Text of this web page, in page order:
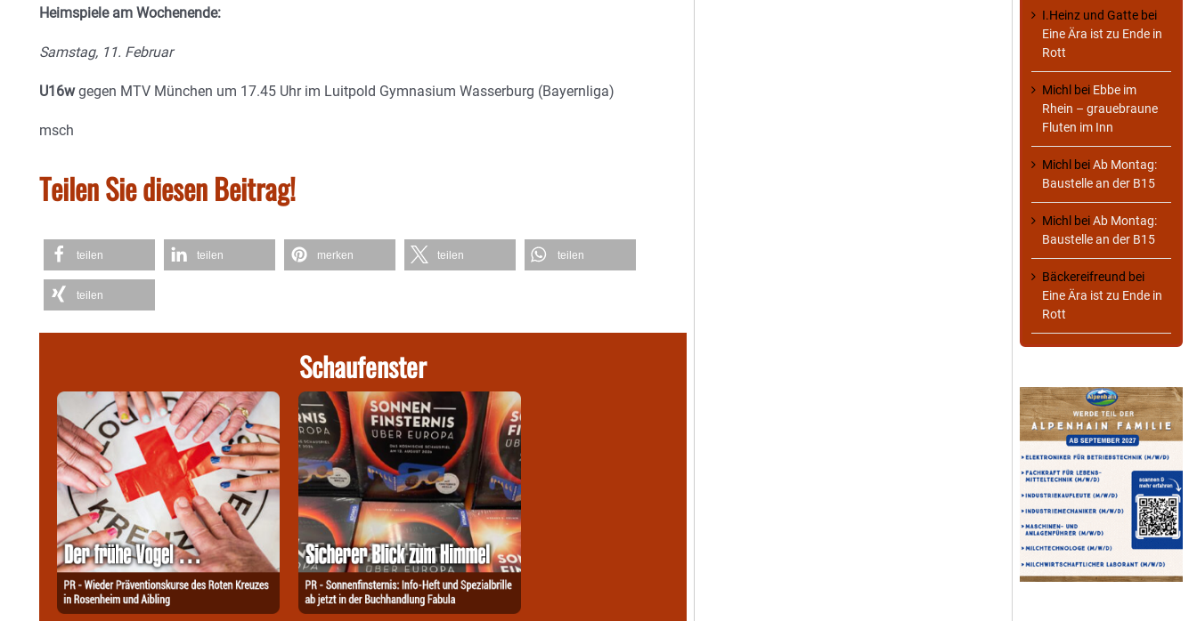
Heimspiele am Wochenende:
Samstag, 11. Februar
U16wgegen MTV München um 17.45 Uhr im Luitpold Gymnasium Wasserburg (Bayernliga)
msch
Teilen Sie diesen Beitrag!
teilen teilen merken teilen teilen
teilen
Schaufenster
I.Heinz und Gatte bei
Eine Ära ist zu Ende in
Rott
Michl bei Ebbe im
Rhein – grauebraune
Fluten im Inn
Michl beiAb Montag:
Baustelle an der B15
Michl beiAb Montag:
Baustelle an der B15
Bäckereifreund bei
Eine Ära ist zu Ende in
Rott